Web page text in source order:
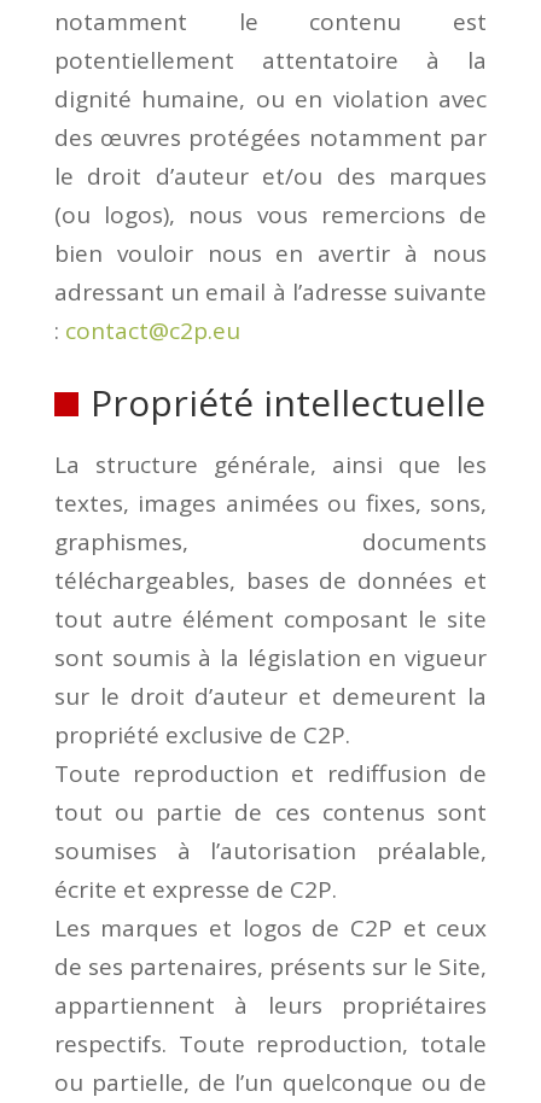
notamment le contenu est
potentiellement attentatoire à la
dignité humaine, ou en violation avec
des œuvres protégées notamment par
le droit d’auteur et/ou des marques
(ou logos), nous vous remercions de
bien vouloir nous en avertir à nous
adressant un email à l’adresse suivante
: contact@c2p.eu
Propriété intellectuelle
La structure générale, ainsi que les
textes, images animées ou fixes, sons,
graphismes, documents
téléchargeables, bases de données et
tout autre élément composant le site
sont soumis à la législation en vigueur
sur le droit d’auteur et demeurent la
propriété exclusive de C2P.
Toute reproduction et rediffusion de
tout ou partie de ces contenus sont
soumises à l’autorisation préalable,
écrite et expresse de C2P.
Les marques et logos de C2P et ceux
de ses partenaires, présents sur le Site,
appartiennent à leurs propriétaires
respectifs. Toute reproduction, totale
ou partielle, de l’un quelconque ou de